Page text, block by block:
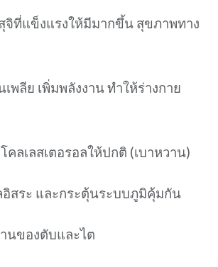
จิที่แข็งแรงให้มีมากขึ้น สุขภาพทาง
พลีย เพิ่มพลังงาน ทำให้ร่างกาย
ลเลสเตอรอลให้ปกติ (เบาหวาน)
สระ และกระตุ้นระบบภูมิคุ้มกัน
นของตับและไต